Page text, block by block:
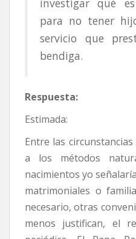
investigar qué
para no tener
servicio que
bendiga.
Respuesta:
Estimada:
Entre las
a los métodos
nacimientos yo
matrimoniales o
necesario, otras
menos justifican, el